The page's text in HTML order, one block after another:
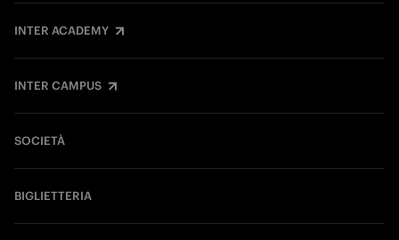
INTER ACADEMY
INTER CAMPUS
SOCIETÀ
BIGLIETTERIA